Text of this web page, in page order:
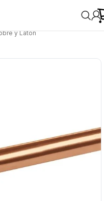
y Latón